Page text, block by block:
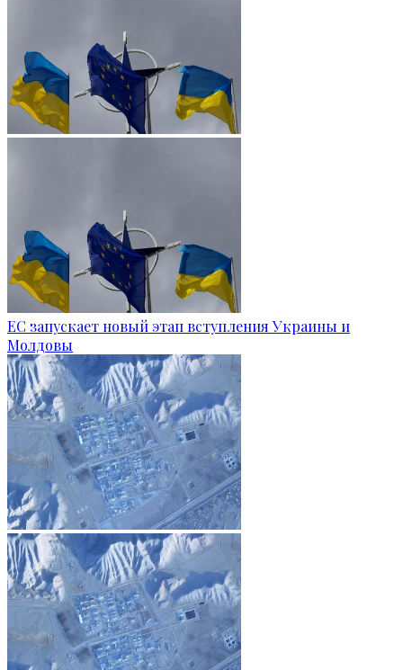
ЕС запускает новый этап вступления Украины и
Молдовы